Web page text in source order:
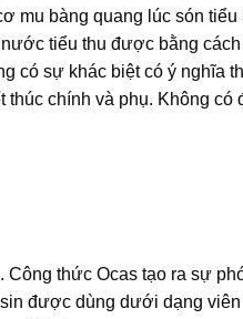
mu bàng quang lúc són tiểu
tiểu thu được bằng cách
có sự khác biệt có ý nghĩa
chính và phụ. Không có
Công thức Ocas tạo ra sự
được dùng dưới dạng viên